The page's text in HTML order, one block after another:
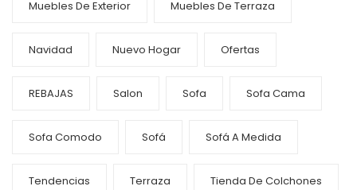
Muebles De Exterior Muebles De Terraza
Navidad Nuevo Hogar Ofertas
REBAJAS Salon Sofa Sofa Cama
Sofa Comodo Sofá Sofá A Medida
Tendencias Terraza Tienda De Colchones